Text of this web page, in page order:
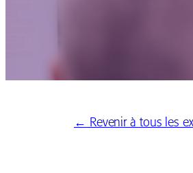
← Revenir à tous les